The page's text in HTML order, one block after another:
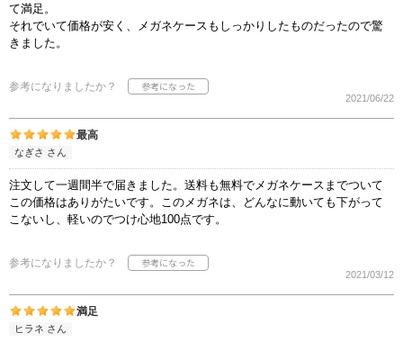
て満足。
それでいて価格が安く、メガネケースもしっかりしたものだったので驚
きました。
参考になりましたか？
2021/06/22
最高
なぎさ さん
注文して一週間半で届きました。送料も無料でメガネケースまでついて
この価格はありがたいです。このメガネは、どんなに動いても下がって
こないし、軽いのでつけ心地100点です。
参考になりましたか？
2021/03/12
満足
ヒラネ さん